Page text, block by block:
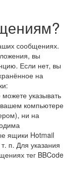
сообщениях.
вы
Если нет, вы
на
указывать
компьютере
ни на
ящики Hotmail
п. Для указания
тег BBCode